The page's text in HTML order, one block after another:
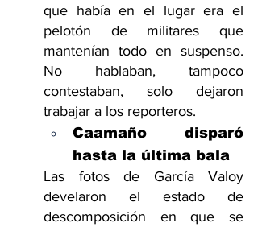
que había en el lugar era el
pelotón de militares que
mantenían todo en suspenso.
No hablaban, tampoco
contestaban, solo dejaron
trabajar a los reporteros.
Caamaño disparó
hasta la última bala
Las fotos de García Valoy
develaron el estado de
descomposición en que se